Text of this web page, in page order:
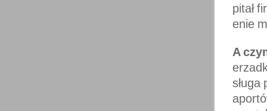
pitał
enie
A
sługa